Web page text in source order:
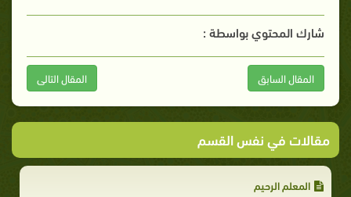
شارك المحتوي بواسطة :
المقال السابق المقال التالى
مقالات في نفس القسم
المعلم الرحيم